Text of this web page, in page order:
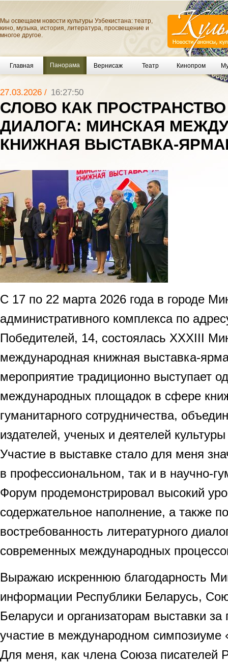
Мы освещаем новости культуры Узбекистана: театр,
кино, музыка, история, литература, просвещение и
многое другое.
Главная Панорама Вернисаж Театр Кинопром
27.03.2026 / 16:27:50
СЛОВО КАК
ДИАЛОГА: МИНСКАЯ
КНИЖНАЯ ВЫСТАВКА-
С 17 по 22 марта 2026 года в городе
административного комплекса по
Победителей, 14, состоялась XXXIII
международная книжная выставка-
мероприятие традиционно выступает
международных площадок в сфере
гуманитарного сотрудничества,
издателей, ученых и деятелей
Участие в выставке стало для меня
в профессиональном, так и в научно-
Форум продемонстрировал высокий
содержательное наполнение, а также
востребованность литературного
современных международных
Выражаю искреннюю благодарность
информации Республики Беларусь,
Беларуси и организаторам выставки
участие в международном симпозиуме
Для меня, как члена Союза писателей